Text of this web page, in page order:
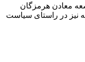
معادن هرمزگان
کرد، با امضا تفاهم نامه نیز در راستای سیاست